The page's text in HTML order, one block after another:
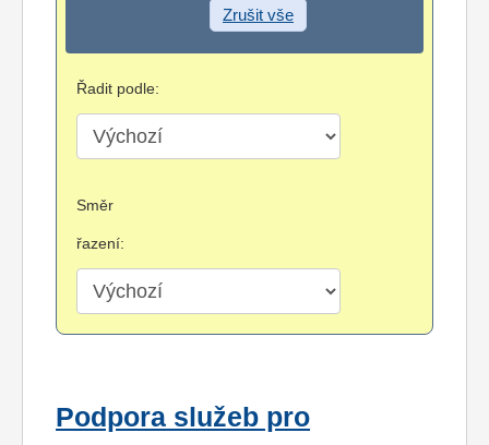
Zrušit vše
Řadit podle:
Směr
řazení:
Podpora služeb pro